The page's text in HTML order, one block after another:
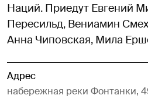
Наций. Приедут Евгений
Пересильд, Вениамин
Анна Чиповская, Мила
Адрес
набережная реки Фонтанки,